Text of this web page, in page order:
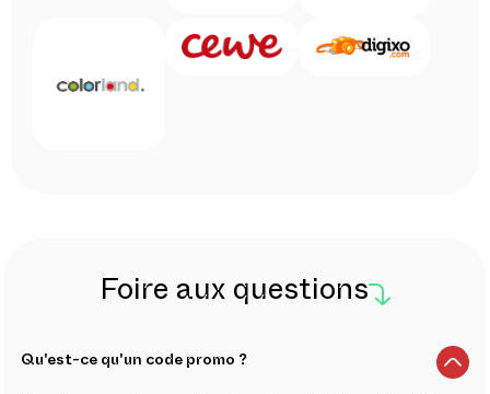
Foire aux questions
Qu'est-ce qu'un code promo ?